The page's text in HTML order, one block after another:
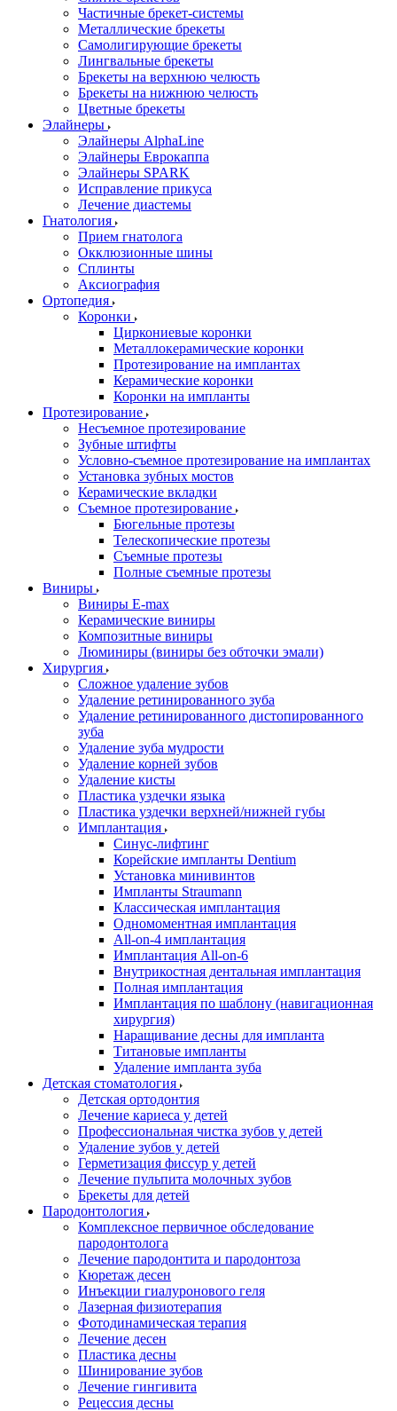
Частичные брекет-системы
Металлические брекеты
Самолигирующие брекеты
Лингвальные брекеты
Брекеты на верхнюю челюсть
Брекеты на нижнюю челюсть
Цветные брекеты
Элайнеры
Элайнеры AlphaLine
Элайнеры Еврокаппа
Элайнеры SPARK
Исправление прикуса
Лечение диастемы
Гнатология
Прием гнатолога
Окклюзионные шины
Сплинты
Аксиография
Ортопедия
Коронки
Циркониевые коронки
Металлокерамические коронки
Протезирование на имплантах
Керамические коронки
Коронки на импланты
Протезирование
Несъемное протезирование
Зубные штифты
Условно-съемное протезирование на имплантах
Установка зубных мостов
Керамические вкладки
Съемное протезирование
Бюгельные протезы
Телескопические протезы
Съемные протезы
Полные съемные протезы
Виниры
Виниры E-max
Керамические виниры
Композитные виниры
Люминиры (виниры без обточки эмали)
Хирургия
Сложное удаление зубов
Удаление ретинированного зуба
Удаление ретинированного дистопированного
зуба
Удаление зуба мудрости
Удаление корней зубов
Удаление кисты
Пластика уздечки языка
Пластика уздечки верхней/нижней губы
Имплантация
Синус-лифтинг
Корейские импланты Dentium
Установка минивинтов
Импланты Straumann
Классическая имплантация
Одномоментная имплантация
All-on-4 имплантация
Имплантация All-on-6
Внутрикостная дентальная имплантация
Полная имплантация
Имплантация по шаблону (навигационная
хирургия)
Наращивание десны для импланта
Титановые импланты
Удаление импланта зуба
Детская стоматология
Детская ортодонтия
Лечение кариеса у детей
Профессиональная чистка зубов у детей
Удаление зубов у детей
Герметизация фиссур у детей
Лечение пульпита молочных зубов
Брекеты для детей
Пародонтология
Комплексное первичное обследование
пародонтолога
Лечение пародонтита и пародонтоза
Кюретаж десен
Инъекции гиалуронового геля
Лазерная физиотерапия
Фотодинамическая терапия
Лечение десен
Пластика десны
Шинирование зубов
Лечение гингивита
Рецессия десны